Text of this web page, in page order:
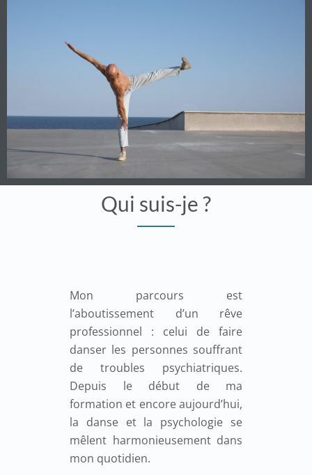
Qui suis-je ?
Mon parcours est
l’aboutissement d’un rêve
professionnel : celui de faire
danser les personnes souffrant
de troubles psychiatriques.
Depuis le début de ma
formation et encore aujourd’hui,
la danse et la psychologie se
mêlent harmonieusement dans
mon quotidien.